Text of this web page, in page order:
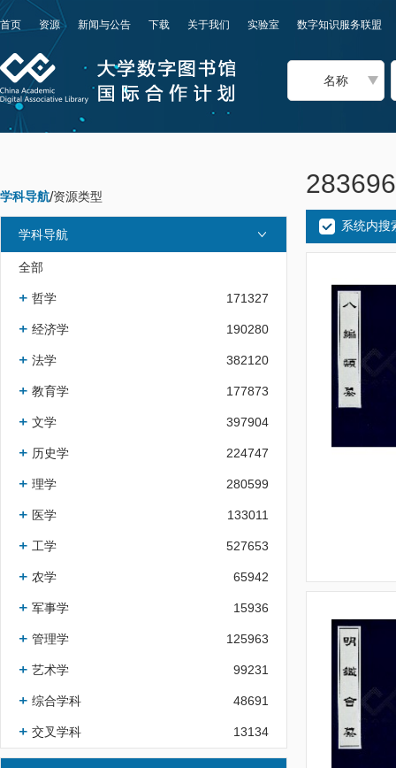
首页 资源 新闻与公告 下载 关于我们 实验室 数字知识服务联盟
名称
学科导航/资源类型
学科导航
全部
哲学 171327
经济学 190280
法学 382120
教育学 177873
文学 397904
历史学 224747
理学 280599
医学 133011
工学 527653
农学 65942
军事学 15936
管理学 125963
艺术学 99231
综合学科 48691
交叉学科 13134
系统内搜